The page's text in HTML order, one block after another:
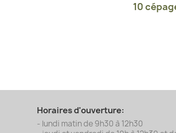
10
Horaires d'ouverture:
- lundi matin de 9h30 à 12h30